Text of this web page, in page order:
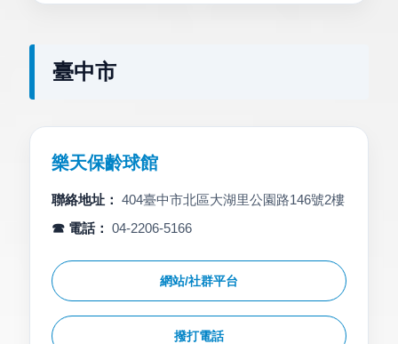
臺中市
樂天保齡球館
聯絡地址： 404臺中市北區大湖里公園路146號2樓
☎ 電話： 04-2206-5166
網站/社群平台
撥打電話